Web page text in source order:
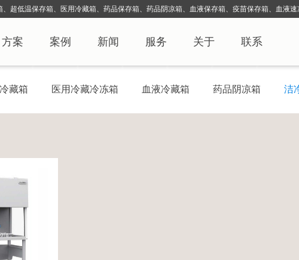
超低温保存箱、医用冷藏箱、药品保存箱、药品阴凉箱、血液保存箱、疫苗保存箱、血液速
方案 案例 新闻 服务 关于 联系
藏箱 医用冷藏冷冻箱 血液冷藏箱 药品阴凉箱 洁